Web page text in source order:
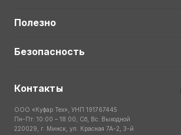
Полезно
Безопасность
Контакты
ООО «Куфар Тех», УНП 191767445
Пн-Пт: 10:00 – 18:00; Сб, Вс: Выходной
220029, г. Минск, ул. Красная 7А-2, 3-й